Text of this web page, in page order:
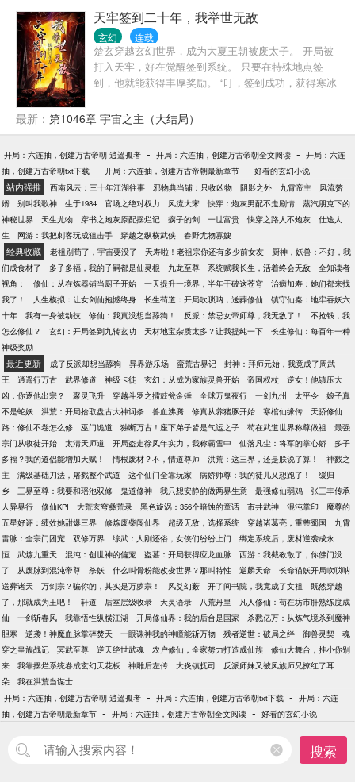
天牢签到二十年，我举世无敌
玄幻 连载
楚玄穿越玄幻世界，成为大夏王朝被废太子。 开局被
打入天牢，好在觉醒签到系统。 只要在特殊地点签
到，他就能获得丰厚奖励。 “叮，签到成功，获得寒冰
功，获得龙象镇狱劲！” 多年后，当楚玄走出天牢，却
发现自己已经举世无敌！
最新： 第1046章 宇宙之主（大结局）
开局：六连抽，创建万古帝朝 逍遥孤者 - 开局：六连抽，创建万古帝朝全文阅读 - 开局：六连
抽，创建万古帝朝txt下载 - 开局：六连抽，创建万古帝朝最新章节 - 好看的玄幻小说
站内强推 西南风云：三十年江湖往事 邪物典当铺：只收凶物 阴影之外 九霄帝主
风流赘
婿
别叫我歌神 生于1984 官场之绝对权力 风流大宋 快穿：炮灰男配不走剧情
蒸汽朋克下的
神秘世界
天生尤物 穿书之炮灰原配摆烂记 瘸子的剑 一世富贵 快穿之路人不炮灰
仕途人
生
网游：我把刺客玩成狙击手 穿越之纵横武侠 春野尤物寡嫂
经典收藏 老祖别苟了，宇宙要没了 夭寿啦！老祖宗你还有多少前女友
厨神，妖兽：不好，我
们成食材了
多子多福，我的子嗣都是仙灵根 九龙至尊 系统赋我长生，活着终会无敌
全知读者
视角：
修仙：从在炼器铺当厨子开始 一天提升一境界，半年干破这苍穹
治病加寿：她们都来找
我了！
人生模拟：让女剑仙抱憾终身 长生苟道：开局吹唢呐，送葬修仙
镇守仙秦：地牢吞妖六
十年
我有一身被动技 修仙：我真没想当舔狗！ 反派：禁忌女帝师尊，我无敌了！
不抢钱，我
怎么修仙？
玄幻：开局签到九转玄功 天材地宝杂质太多？让我提纯一下
长生修仙：每百年一种
神级奖励
最近更新 成了反派却想当舔狗 异界游乐场 蛮荒古界记
封神：拜师元始，我竟成了周武
王
逍遥行万古 武界修道 神级卡徒 玄幻：从成为家族灵兽开始 帝国权杖
逆女！他镇压大
凶，你逐他出宗？
聚灵飞升 穿越斗罗之擂鼓瓮金锤 全球万鬼夜行 一剑九州 太平令
娘子真
不是蛇妖
洪荒：开局拾取盘古大神词条 兽血沸腾 修真从养猪豚开始 寒棺仙缘传
天骄修仙
路：修仙不卷怎么修
巫门诡道 独断万古！座下弟子皆是气运之子 苟在武道世界称尊做祖
最强
宗门从收徒开始
太清天师道 开局盗走徐凤年实力，我称霸雪中 仙落凡尘：将军的掌心娇
多子
多福？我的道侣能增加天赋！
情根废材？不，情道尊师 洪荒：这三界，还是朕说了算！
神戮之
主
满级基础刀法，屠戮整个武道 这个仙门全靠玩家 病娇师尊：我的徒儿又想跑了！
缓归
乡
三界至尊：我要和瑶池双修 鬼道修神 我只想安静的做两界生意 最强修仙弱鸡
张三丰传承
人异界行
修仙KPI 大荒玄穹彝荒录 黑色旋涡：356个暗蚀的童话 市井武神 混沌掌印
魔尊的
五星好评：绩效她甜爆三界
修炼废柴闯仙界 超级无敌，选择系统 穿越诸葛亮，重整蜀国
九霄
雷脉：全宗门团宠
双修万界 综武：人刚还俗，女侠们纷纷上门
绑定系统后，废材逆袭成永
恒
武炼九重天 混沌：创世神的偏宠 盗墓：开局获得应龙血脉
西游：我截教散了，你佛门没
了
从废脉到混沌帝尊 杀妖 什么叫骨粉能改变世界？那叫特性 逆麟天命
长命猫妖开局吹唢呐
送葬诸天
万剑宗？骗你的，其实是万萝宗！ 风爻幻薮 开了间书院，我竟成了文祖
既然穿越
了，那就成为王吧！
轩道 后室层级收录 天灵语录 八荒丹皇
凡人修仙：苟在坊市肝熟练度成
仙
一剑斩春风 我靠悟性纵横江湖 开局修仙界：我的后台是国家
杀戮亿万：从炼气境杀到魔神
胆寒
逆袭！神魔血脉掌碎焚天 一眼诛神我的神瞳能斩万物 残者逆世：破局之绊 御兽灵契
魂
穿之皇族战记
冥武至尊 逆天绝世武魂 农户修仙，全家努力打造成仙族
修仙大舞台，挂小你别
来
我靠摆烂系统卷成玄幻天花板 神雕后左传 大炎镇抚司
反派师妹又被凤族师兄撩红了耳
朵
我在洪荒当谋士
开局：六连抽，创建万古帝朝 逍遥孤者 - 开局：六连抽，创建万古帝朝txt下载 - 开局：六连
抽，创建万古帝朝最新章节 - 开局：六连抽，创建万古帝朝全文阅读 - 好看的玄幻小说
搜索